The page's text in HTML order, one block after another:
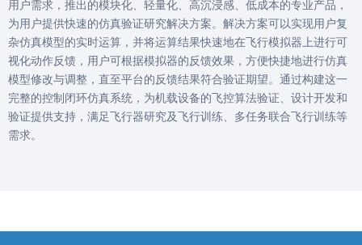
用户需求，推出的模块化、轻量化、高沉浸感、低成本的专业产品，
为用户提供快速的仿真验证研究解决方案。解决方案可以实现用户复
杂仿真模型的实时运算，并将运算结果快速地在飞行模拟器上进行可
视化动作反馈，用户可根据模拟器的反馈效果，方便快捷地进行仿真
模型修改与调整，直至平台的反馈结果符合验证期望。通过构建这一
完整的控制闭环仿真系统，为机载设备的飞控算法验证、设计开发和
验证提供支持，满足飞行器研究及飞行训练、多任务联合飞行训练等
需求。